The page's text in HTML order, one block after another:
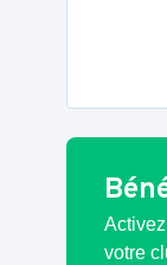
votre